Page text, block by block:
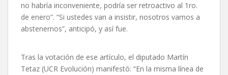
no habría inconveniente, podría ser retroactivo al 1ro.
de enero”. “Si ustedes van a insistir, nosotros vamos a
abstenernos”, anticipó, y así fue.
Tras la votación de ese artículo, el diputado Martín
Tetaz (UCR Evolución) manifestó: “En la misma línea de